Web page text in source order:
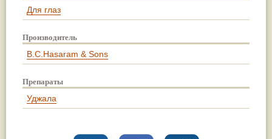
Для глаз
Производитель
B.C.Hasaram & Sons
Препараты
Уджала